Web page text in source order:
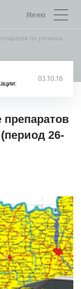
Меню
Информация по развозке препаратов по регионам за...
03.10.16
26-